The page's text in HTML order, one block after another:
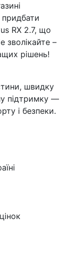
RX 2.7, що
зволікайте –
рішень!
швидку
підтримку —
і безпеки.